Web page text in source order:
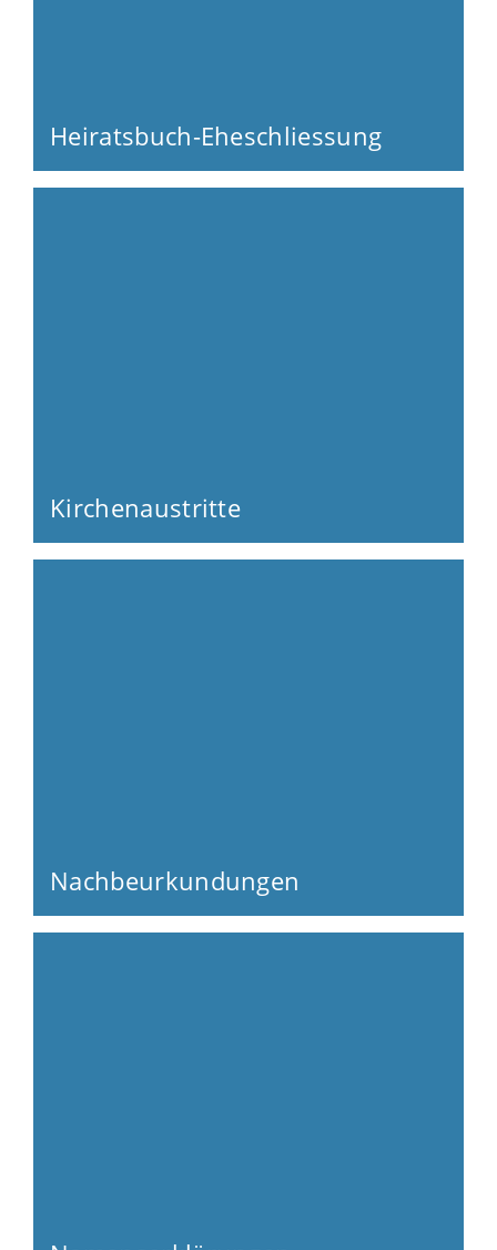
Heiratsbuch-Eheschliessung
Kirchenaustritte
Nachbeurkundungen